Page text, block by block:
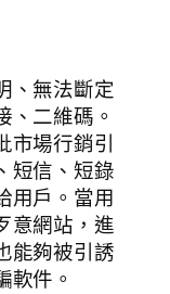
、無法斷定
、二維碼。
市場行銷引
短信、短錄
用戶。當用
意網站，進
能夠被引誘
軟件。